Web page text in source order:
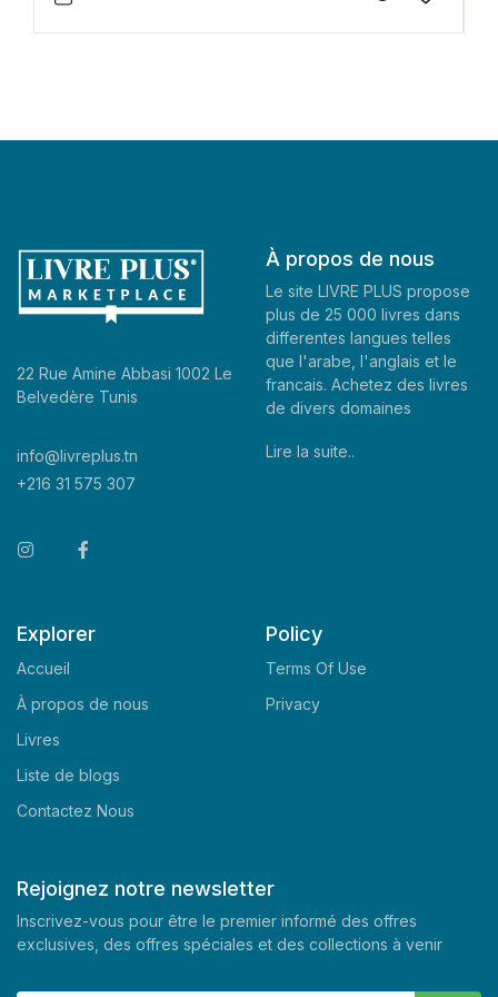
22 Rue Amine Abbasi 1002 Le
Belvedère Tunis
info@livreplus.tn
+216 31 575 307
À propos de nous
Le site LIVRE PLUS propose
plus de 25 000 livres dans
differentes langues telles
que l'arabe, l'anglais et le
francais. Achetez des livres
de divers domaines
Lire la suite..
Explorer
Accueil
À propos de nous
Livres
Liste de blogs
Contactez Nous
Policy
Terms Of Use
Privacy
Rejoignez notre newsletter
Inscrivez-vous pour être le premier informé des offres
exclusives, des offres spéciales et des collections à venir